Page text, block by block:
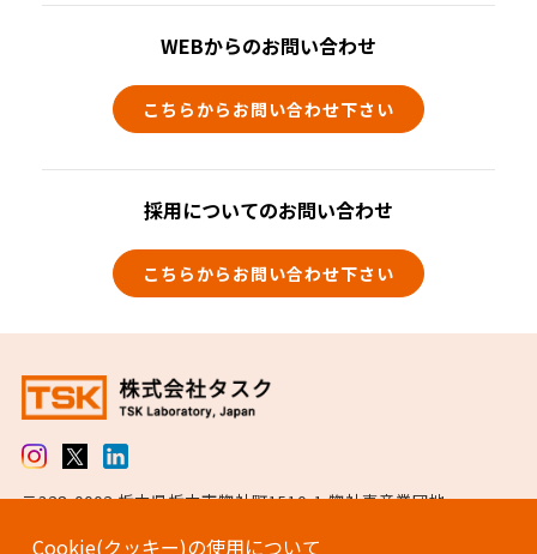
WEBからのお問い合わせ
こちらからお問い合わせ下さい
採用についてのお問い合わせ
こちらからお問い合わせ下さい
〒328-0002 栃木県栃木市惣社町1510-1 惣社東産業団地
Cookie(クッキー)の使用について